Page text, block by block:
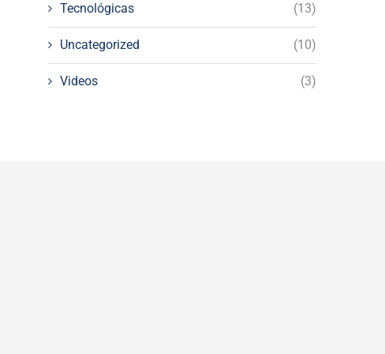
Tecnológicas (13)
Uncategorized (10)
Videos (3)